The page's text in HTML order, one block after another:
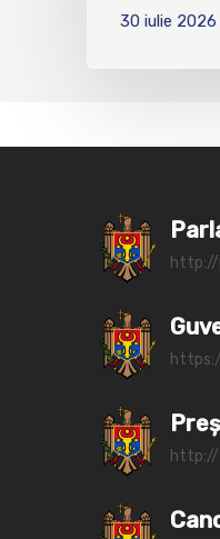
30 iulie 2026
http://
http://